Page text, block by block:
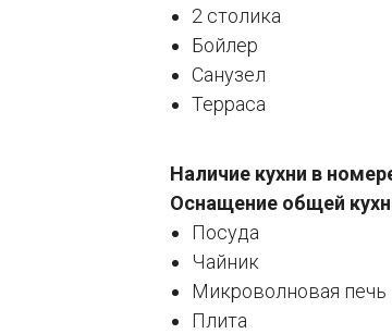
2 столика
Бойлер
Санузел
Терраса
Наличие кухни в
Оснащение общей
Посуда
Чайник
Микроволновая печь
Плита